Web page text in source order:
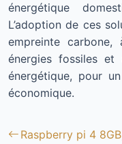
énergétique
L’adoption de ces
empreinte
énergies fossiles et
énergétique, pour
économique.
Raspberry pi 4